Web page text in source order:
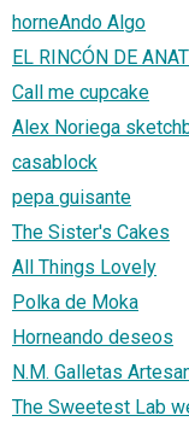
horneAndo Algo
EL RINCÓN DE
Call me cupcake
Alex Noriega
casablock
pepa guisante
The Sister's Cakes
All Things Lovely
Polka de Moka
Horneando deseos
N.M. Galletas
The Sweetest Lab